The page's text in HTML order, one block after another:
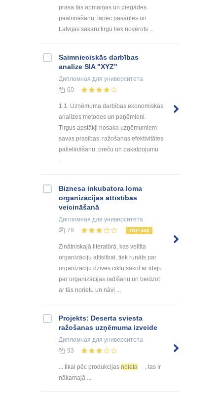
prasa tās apmaiņas un piegādes
paātrināšanu, tāpēc pasaules un
Latvijas sakaru tirgū tiek novērots ...
Saimnieciskās darbības
analīze SIA "XYZ"
Дипломная для университета
60
1.1. Uzņēmuma darbības ekonomiskās
analīzes metodes un paņēmieni.
Tirgus apstākļi nosaka uzņēmumiem
savas prasības: ražošanas efektivitātes
palielināšanu, preču un pakalpojumu
...
Biznesa inkubatora loma
organizācijas attīstības
veicināšanā
Дипломная для университета
79
TOP 500
Zinātniskajā literatūrā, kas veltīta
organizāciju attīstībai, tiek runāts par
organizāciju dzīves ciklu sākot ar ideju
par organizācijas radīšanu un beidzot
ar tās norietu un nāvi ...
Projekts: Deserta sviesta
ražošanas uzņēmuma izveide
Дипломная для университета
93
... tikai pēc produkcijas noieta
, tas ir
nākamajā ...